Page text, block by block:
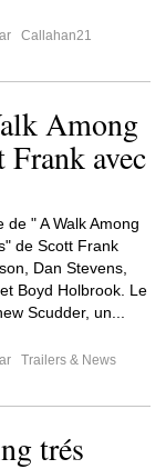
Callahan21
Among
Frank avec
de " A Walk Among
de Scott Frank
Dan Stevens,
Boyd Holbrook. Le
Scudder, un...
Trailers & News
trés